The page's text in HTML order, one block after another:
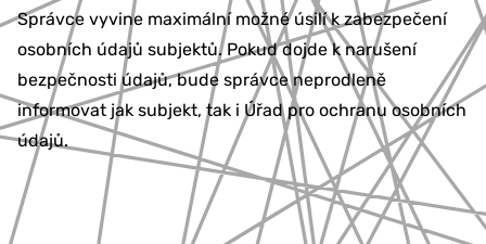
Správce vyvine maximální možné úsilí k zabezpečení
osobních údajů subjektů. Pokud dojde k narušení
bezpečnosti údajů, bude správce neprodleně
informovat jak subjekt, tak i Úřad pro ochranu osobních
údajů.